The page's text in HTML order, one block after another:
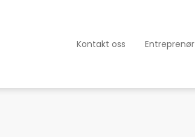
Kontakt oss Entreprenør